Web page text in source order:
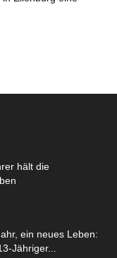
hält die
ein neues Leben:
Jähriger...